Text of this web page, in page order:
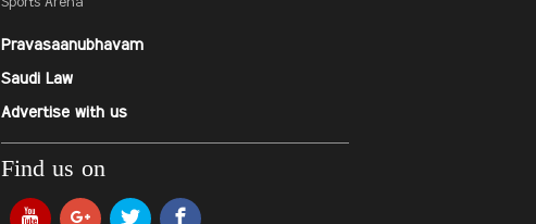
Pravasaanubhavam
Saudi Law
Advertise with us
Find us on